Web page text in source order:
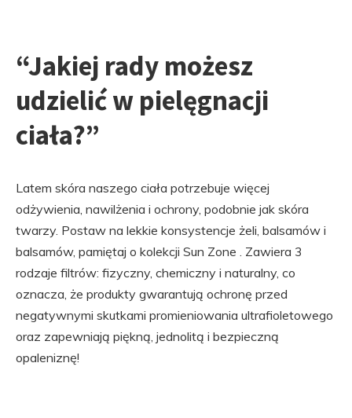
“Jakiej rady możesz
udzielić w pielęgnacji
ciała?”
Latem skóra naszego ciała potrzebuje więcej
odżywienia, nawilżenia i ochrony, podobnie jak skóra
twarzy. Postaw na lekkie konsystencje żeli, balsamów i
balsamów, pamiętaj o kolekcji Sun Zone . Zawiera 3
rodzaje filtrów: fizyczny, chemiczny i naturalny, co
oznacza, że ​​produkty gwarantują ochronę przed
negatywnymi skutkami promieniowania ultrafioletowego
oraz zapewniają piękną, jednolitą i bezpieczną
opaleniznę!